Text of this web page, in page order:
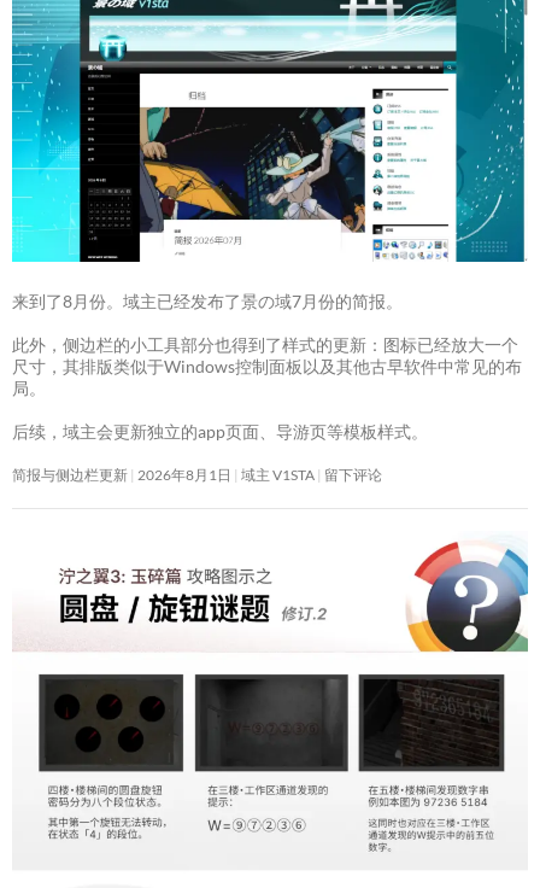
来到了8月份。域主已经发布了景の域7月份的简报。
此外，侧边栏的小工具部分也得到了样式的更新：图标已经放大一个
尺寸，其排版类似于Windows控制面板以及其他古早软件中常见的布
局。
后续，域主会更新独立的app页面、导游页等模板样式。
简报与侧边栏更新 2026年8月1日 域主 V1STA 留下评论